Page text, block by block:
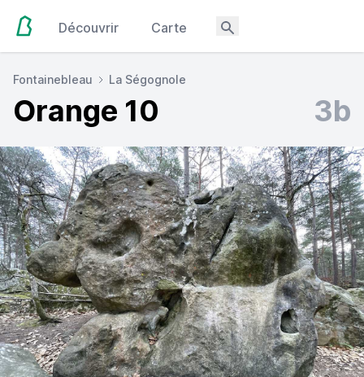
Découvrir Carte
Fontainebleau La Ségognole
Orange 10 3b